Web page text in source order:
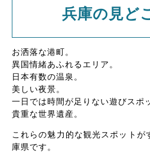
兵庫の見ど
お洒落な港町。
異国情緒あふれるエリア。
日本有数の温泉。
美しい夜景。
一日では時間が足りない遊びスポ
貴重な世界遺産。
これらの魅力的な観光スポットが
庫県です。